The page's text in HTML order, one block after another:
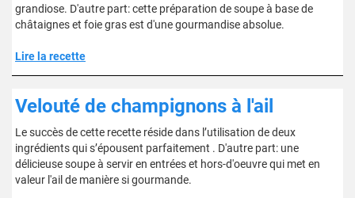
grandiose. D'autre part: cette préparation de soupe à base de
châtaignes et foie gras est d'une gourmandise absolue.
Lire la recette
Velouté de champignons à l'ail
Le succès de cette recette réside dans l’utilisation de deux
ingrédients qui s’épousent parfaitement . D'autre part: une
délicieuse soupe à servir en entrées et hors-d'oeuvre qui met en
valeur l'ail de manière si gourmande.